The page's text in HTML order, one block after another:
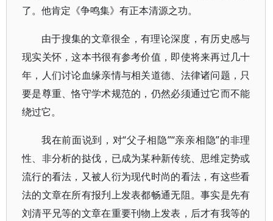
了。他肯定《争鸣集》有正本清源之功。
由于搜集的文章很全，有理论深度，有历史感与
现实关怀，这本书很有参考价值，即使将来再过几十
年，人们讨论血缘亲情与相关道德、法律诸问题，只
要是尊重、恪守学术规范的，仍然必须通过它而不能
绕过它。
我在前面说到，对“父子相隐”“亲亲相隐”的非理
性、非分析的挞伐，已成为某种新传统、思维定势或
流行的看法，又被人衍为现代时尚的看法，有这些看
法的文章在所有报刋上发表都畅通无阻。事实是先有
刘清平兄等的文章在重要刊物上发表，后才有我等的